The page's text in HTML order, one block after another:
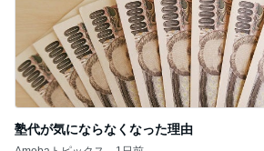
塾代が気にならなくなった理由
Amebaトピックス 1日前